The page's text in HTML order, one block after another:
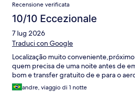
Recensione verificata
10/10 Eccezionale
7 lug 2026
Traduci con Google
Localização muito
quem precisa de uma noite antes de
bom e transfer gratuito de e para o
andre, viaggio di 1 notte